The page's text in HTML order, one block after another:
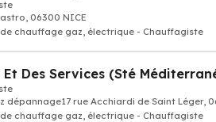
06300 NICE
chauffage gaz, électrique - Chauffagiste
dépannage17 rue Acchiardi de Saint Léger,
chauffage gaz, électrique - Chauffagiste